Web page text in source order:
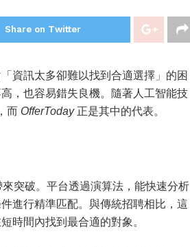
Share on Twitter
資訊太多卻難以找到合適選擇」的困
，也容易錯失良機。隨著人工智能技
而 OfferToday正是其中的代表。
突破。平台透過演算法，能快速分析
進行精準匹配。與傳統招聘相比，這
時間內找到最合適的對象。